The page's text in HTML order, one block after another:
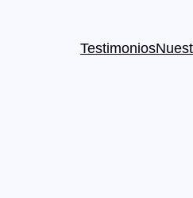
Testimonios